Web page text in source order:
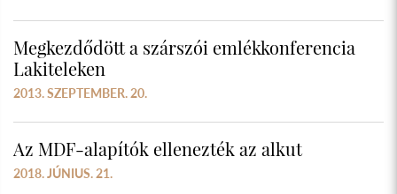
Megkezdődött a szárszói emlékkonferencia
Lakiteleken
2013. SZEPTEMBER. 20.
Az MDF-alapítók ellenezték az alkut
2018. JÚNIUS. 21.